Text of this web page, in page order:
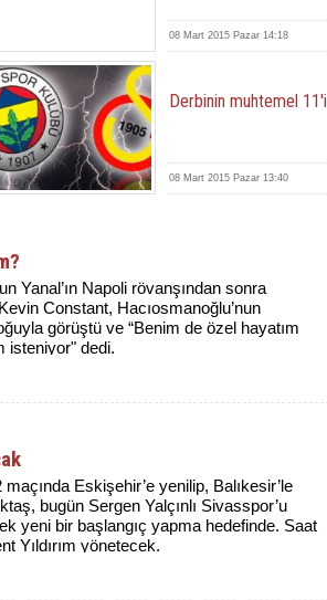
08 Mart 2015 Pazar 14:18
Derbinin muhtemel 11'i
08 Mart 2015 Pazar 13:40
Yanal’ın Napoli rövanşından sonra
Constant, Hacıosmanoğlu’nun
görüştü ve “Benim de özel hayatım
isteniyor" dedi.
Eskişehir’e yenilip, Balıkesir’le
bugün Sergen Yalçınlı Sivasspor’u
yeni bir başlangıç yapma hedefinde. Saat
Yıldırım yönetecek.